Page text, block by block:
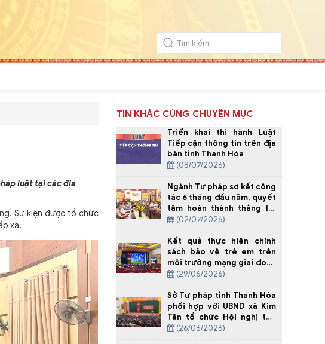
luật tại các địa
Sự kiện được tổ chức
xã.
TIN KHÁC CÙNG CHUYÊN MỤC
Triển khai thi hành Luật
Tiếp cận thông tin trên địa
bàn tỉnh Thanh Hóa
(08/07/2026)
Ngành Tư pháp sơ kết công
tác 6 tháng đầu năm, quyết
tâm hoàn thành thắng lợi
nhiệm vụ năm 2026
(02/07/2026)
Kết quả thực hiện chính
sách bảo vệ trẻ em trên
môi trường mạng giai đoạn
2020 - 2025 trên địa bàn
(29/06/2026)
Sở Tư pháp tỉnh Thanh Hóa
phối hợp với UBND xã Kim
Tân tổ chức Hội nghị tập
huấn công tác hòa giải ở cơ
(26/06/2026)